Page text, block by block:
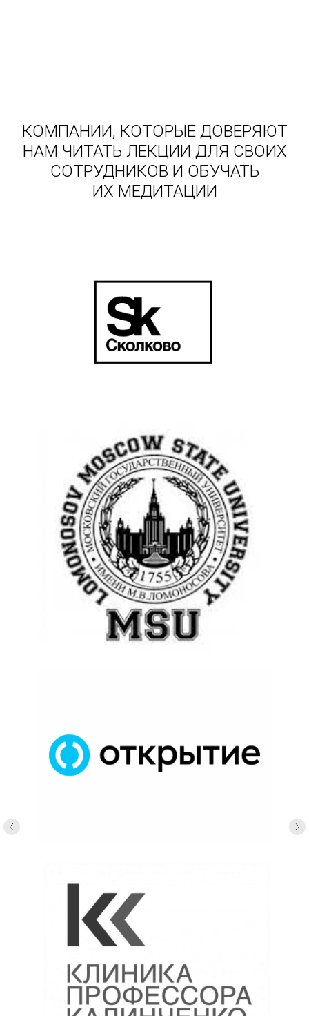
КОМПАНИИ, КОТОРЫЕ ДОВЕРЯЮТ
НАМ ЧИТАТЬ ЛЕКЦИИ ДЛЯ СВОИХ
СОТРУДНИКОВ И ОБУЧАТЬ
ИХ МЕДИТАЦИИ